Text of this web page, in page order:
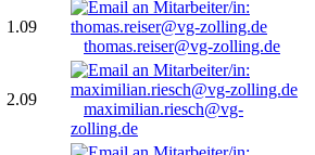
1.09
thomas.reiser@vg-zolling.de
2.09
maximilian.riesch@vg-
zolling.de